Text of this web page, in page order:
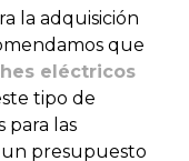
la adquisición
que
eléctricos
tipo de
para las
un presupuesto